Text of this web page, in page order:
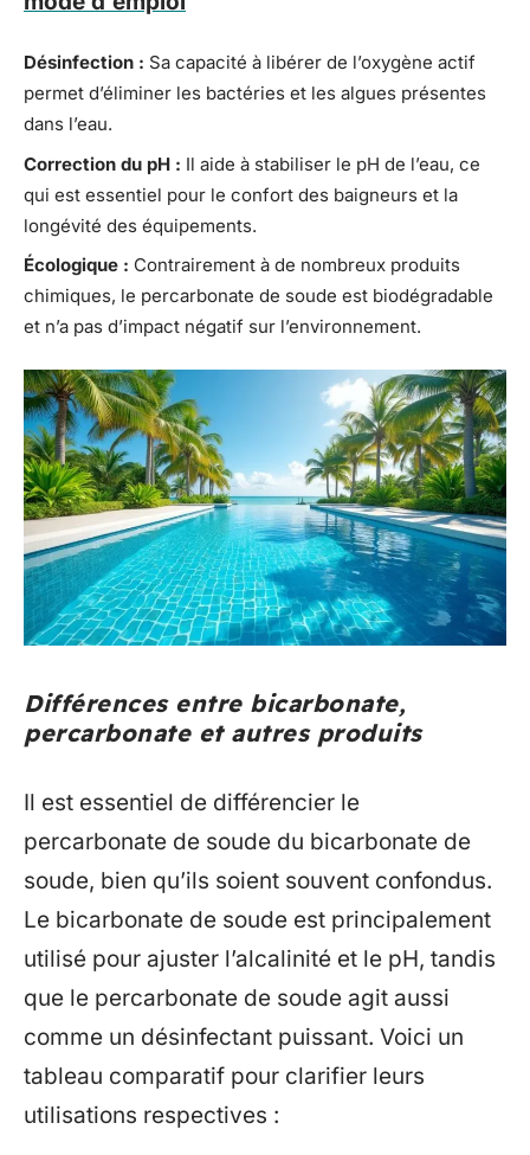
Désinfection : Sa capacité à libérer de l’oxygène actif
permet d’éliminer les bactéries et les algues présentes
dans l’eau.
Correction du pH : Il aide à stabiliser le pH de l’eau, ce
qui est essentiel pour le confort des baigneurs et la
longévité des équipements.
Écologique : Contrairement à de nombreux produits
chimiques, le percarbonate de soude est biodégradable
et n’a pas d’impact négatif sur l’environnement.
Différences entre bicarbonate,
percarbonate et autres produits
Il est essentiel de différencier le
percarbonate de soude du bicarbonate de
soude, bien qu’ils soient souvent confondus.
Le bicarbonate de soude est principalement
utilisé pour ajuster l’alcalinité et le pH, tandis
que le percarbonate de soude agit aussi
comme un désinfectant puissant. Voici un
tableau comparatif pour clarifier leurs
utilisations respectives :